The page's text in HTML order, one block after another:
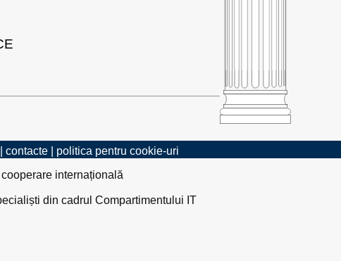
contacte| politica pentru cookie-uri
cooperare internațională
din cadrul Compartimentului IT